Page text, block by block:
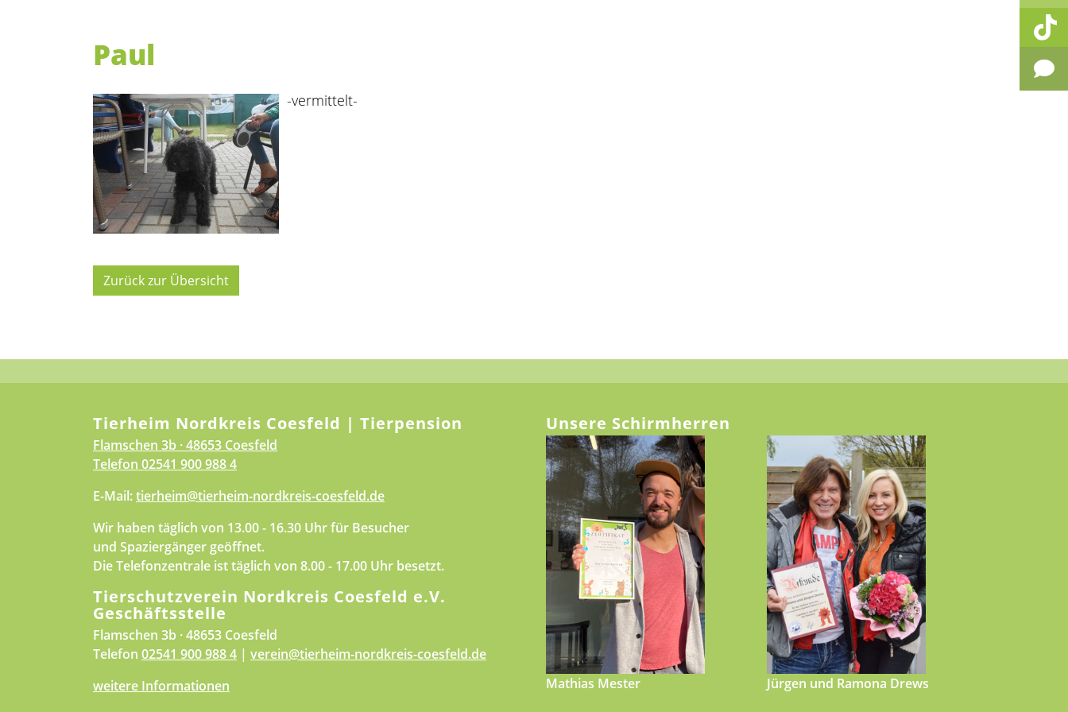
Paul
-vermittelt-
Zurück zur Übersicht
Tierheim Nordkreis Coesfeld | Tierpension
Flamschen 3b · 48653 Coesfeld
Telefon 02541 900 988 4
E-Mail:tierheim@tierheim-nordkreis-coesfeld.de
Wir haben täglich von 13.00 - 16.30 Uhr für Besucher
und Spaziergänger geöffnet.
Die Telefonzentrale ist täglich von 8.00 - 17.00 Uhr besetzt.
Tierschutzverein Nordkreis Coesfeld e.V.
Geschäftsstelle
Flamschen 3b · 48653 Coesfeld
Telefon 02541 900 988 4 | verein@tierheim-nordkreis-coesfeld.de
weitere Informationen
Unsere Schirmherren
Mathias Mester Jürgen und Ramona Drews